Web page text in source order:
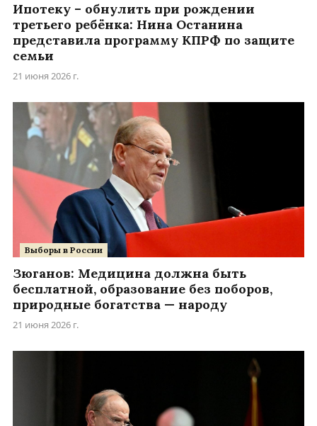
Ипотеку – обнулить при рождении
третьего ребёнка: Нина Останина
представила программу КПРФ по защите
семьи
21 июня 2026 г.
Выборы в России
Зюганов: Медицина должна быть
бесплатной, образование без поборов,
природные богатства — народу
21 июня 2026 г.